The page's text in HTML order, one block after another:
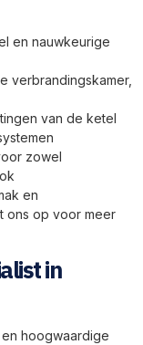
en nauwkeurige
verbrandingskamer,
van de ketel
zowel
en
ons op voor meer
in
hoogwaardige